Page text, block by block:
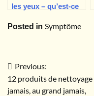
les yeux – qu’est-ce
s’inquiéter ?
Posted in Symptôme
Navigation
de
Previous:
12 produits de nettoyage
jamais, au grand jamais,